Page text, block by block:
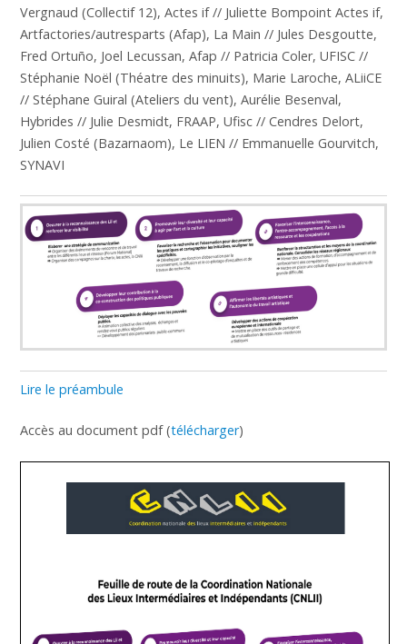
Vergnaud (Collectif 12), Actes if // Juliette Bompoint Actes if,
Artfactories/autresparts (Afap), La Main // Jules Desgoutte,
Fred Ortuño, Joel Lecussan, Afap // Patricia Coler, UFISC //
Stéphanie Noël (Théatre des minuits), Marie Laroche, ALiiCE
// Stéphane Guiral (Ateliers du vent), Aurélie Besenval,
Hybrides // Julie Desmidt, FRAAP, Ufisc // Cendres Delort,
Julien Costé (Bazarnaom), Le LIEN // Emmanuelle Gourvitch,
SYNAVI
Lire le préambule
Accès au document pdf (télécharger)